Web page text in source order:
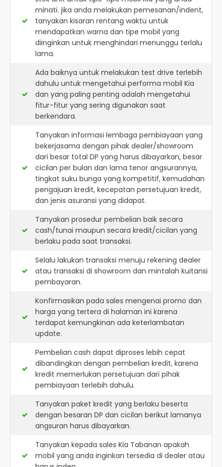
minati. jika anda melakukan pemesanan/indent,
tanyakan kisaran rentang waktu untuk
mendapatkan warna dan tipe mobil yang
diinginkan untuk menghindari menunggu terlalu
lama.
Ada baiknya untuk melakukan test drive terlebih
dahulu untuk mengetahui performa mobil Kia
dan yang paling penting adalah mengetahui
fitur-fitur yang sering digunakan saat
berkendara.
Tanyakan informasi lembaga pembiayaan yang
bekerjasama dengan pihak dealer/showroom
dari besar total DP yang harus dibayarkan, besar
cicilan per bulan dan lama tenor angsurannya,
tingkat suku bunga yang kompetitif, kemudahan
pengajuan kredit, kecepatan persetujuan kredit,
dan jenis asuransi yang didapat.
Tanyakan prosedur pembelian baik secara
cash/tunai maupun secara kredit/cicilan yang
berlaku pada saat transaksi.
Selalu lakukan transaksi menuju rekening dealer
atau transaksi di showroom dan mintalah kuitansi
pembayaran.
Konfirmasikan pada sales mengenai promo dan
harga yang tertera di halaman ini karena
terdapat kemungkinan ada keterlambatan
update.
Pembelian cash dapat diproses lebih cepat
dibandingkan dengan pembelian kredit, karena
kredit memerlukan persetujuan dari pihak
pembiayaan terlebih dahulu.
Tanyakan paket kredit yang berlaku beserta
dengan besaran DP dan cicilan berikut lamanya
angsuran harus dibayarkan.
Tanyakan kepada sales Kia Tabanan apakah
mobil yang anda inginkan tersedia di dealer atau